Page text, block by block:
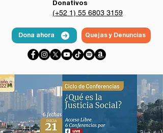
Donativos
(+52 1) 55 6803 3159
Dona ahora Quejas y Denuncias